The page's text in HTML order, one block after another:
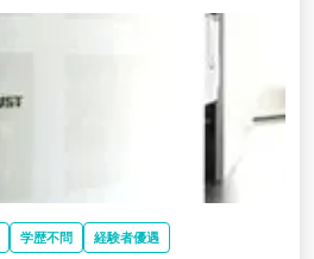
学歴不問
経験者優遇